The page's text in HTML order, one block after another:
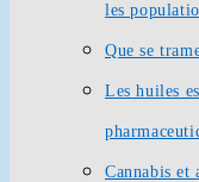
les
Que se
Les huiles
Cannabis et